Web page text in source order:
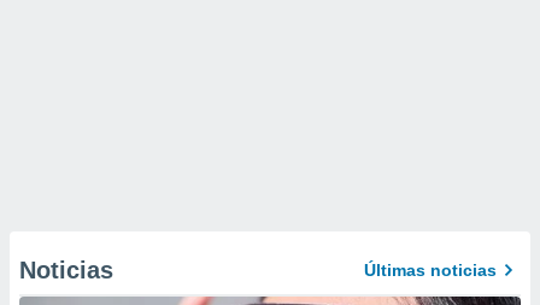
Noticias Últimas noticias